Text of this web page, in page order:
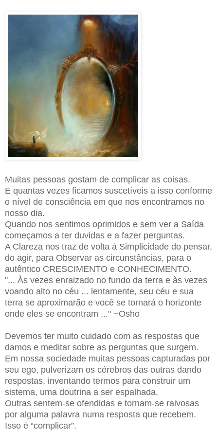
Muitas pessoas gostam de complicar as coisas.
E quantas vezes ficamos suscetíveis a isso conforme
o nível de consciência em que nos encontramos no
nosso dia.
Quando nos sentimos oprimidos e sem ver a Saída
começamos a ter duvidas e a fazer perguntas.
A Clareza nos traz de volta à Simplicidade do pensar,
do agir, para Observar as circunstâncias, para o
autêntico CRESCIMENTO e CONHECIMENTO.
"... Às vezes enraizado no fundo da terra e às vezes
voando alto no céu ... lentamente, seu céu e sua
terra se aproximarão e você se tornará o horizonte
onde eles se encontram ..." ~Osho
Devemos ter muito cuidado com as respostas que
damos e meditar sobre as perguntas que surgem.
Em nossa sociedade muitas pessoas capturadas por
seu ego, pulverizam os cérebros das outras dando
respostas, inventando termos para construir um
sistema, uma doutrina a ser espalhada.
Outras sentem-se ofendidas e tornam-se raivosas
por alguma palavra numa resposta que recebem.
Isso é “complicar”.